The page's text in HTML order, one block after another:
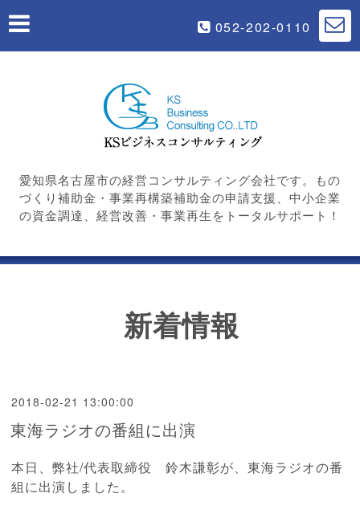
052-202-0110
愛知県名古屋市の経営コンサルティング会社です。もの
づくり補助金・事業再構築補助金の申請支援、中小企業
の資金調達、経営改善・事業再生をトータルサポート！
新着情報
2018-02-21 13:00:00
東海ラジオの番組に出演
本日、弊社/代表取締役 鈴木謙彰が、東海ラジオの番
組に出演しました。